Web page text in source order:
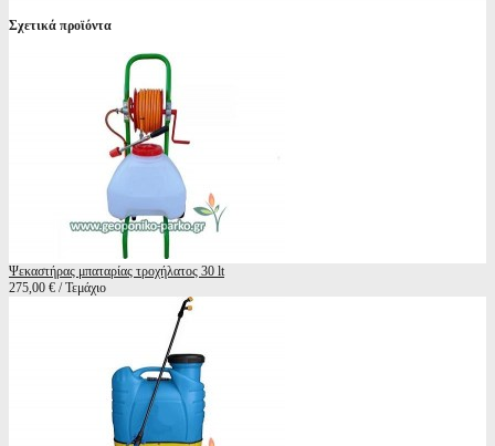
Σχετικά προϊόντα
Ψεκαστήρας μπαταρίας τροχήλατος 30 lt
275,00 € / Τεμάχιο